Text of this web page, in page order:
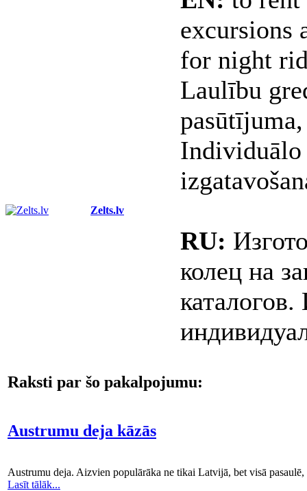
excursions
for night
Zelts.lv
Laulību
RU:
колец на
каталогов.
Raksti par šo pakalpojumu:
Austrumu deja kāzās
Austrumu deja. Aizvien populārāka ne tikai Latvijā, bet visā
Lasīt tālāk...